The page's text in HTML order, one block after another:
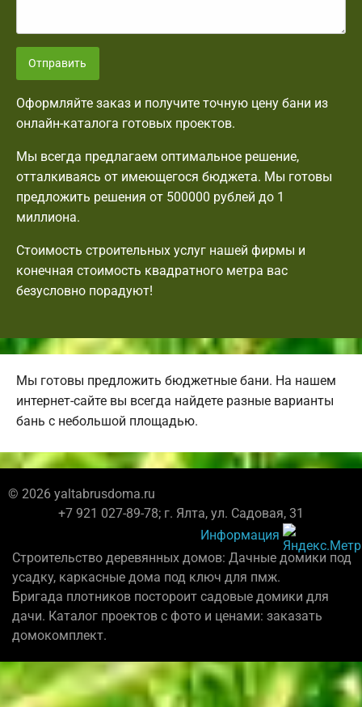
Отправить
Оформляйте заказ и получите точную цену бани из
онлайн-каталога готовых проектов.
Мы всегда предлагаем оптимальное решение,
отталкиваясь от имеющегося бюджета. Мы готовы
предложить решения от 500000 рублей до 1
миллиона.
Стоимость строительных услуг нашей фирмы и
конечная стоимость квадратного метра вас
безусловно порадуют!
Мы готовы предложить бюджетные бани. На нашем
интернет-сайте вы всегда найдете разные варианты
бань с небольшой площадью.
© 2026 yaltabrusdoma.ru
+7 921 027-89-78; г. Ялта, ул. Садовая, 31
Информация
Строительство деревянных домов: Дачные домики под
усадку, каркасные дома под ключ для пмж.
Бригада плотников постороит садовые домики для
дачи. Каталог проектов с фото и ценами: заказать
домокомплект.